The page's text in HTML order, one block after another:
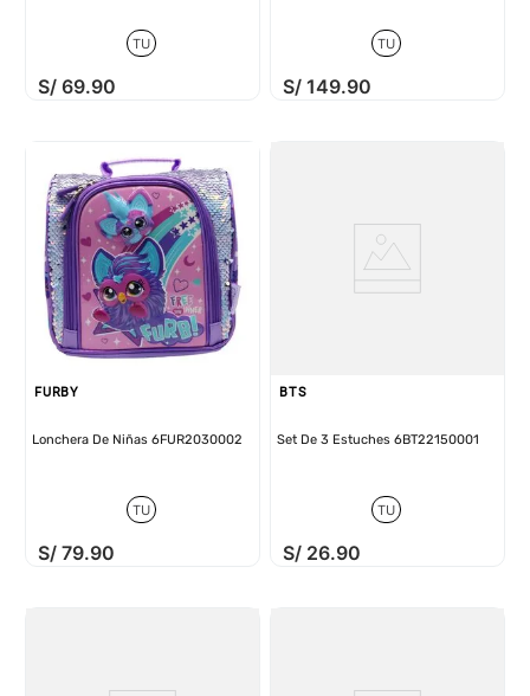
TU
S/ 69.90
TU
S/ 149.90
FURBY
Lonchera De Niñas 6FUR2030002
TU
S/ 79.90
BTS
Set De 3 Estuches 6BT22150001
TU
S/ 26.90